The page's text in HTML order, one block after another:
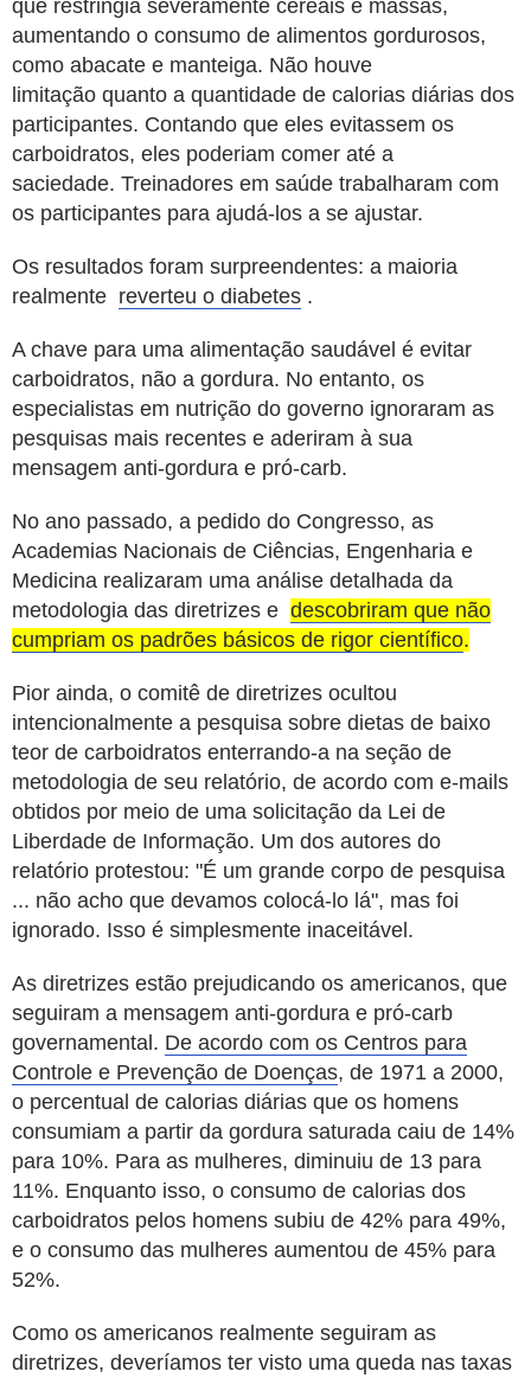
que restringia severamente cereais e massas,
aumentando o consumo de alimentos gordurosos,
como abacate e manteiga. Não houve
limitação quanto a quantidade de calorias diárias dos
participantes. Contando que eles evitassem os
carboidratos, eles poderiam comer até a
saciedade. Treinadores em saúde trabalharam com
os participantes para ajudá-los a se ajustar.
Os resultados foram surpreendentes: a maioria
realmente reverteu o diabetes .
A chave para uma alimentação saudável é evitar
carboidratos, não a gordura. No entanto, os
especialistas em nutrição do governo ignoraram as
pesquisas mais recentes e aderiram à sua
mensagem anti-gordura e pró-carb.
No ano passado, a pedido do Congresso, as
Academias Nacionais de Ciências, Engenharia e
Medicina realizaram uma análise detalhada da
metodologia das diretrizes e descobriram que não
cumpriam os padrões básicos de rigor científico.
Pior ainda, o comitê de diretrizes ocultou
intencionalmente a pesquisa sobre dietas de baixo
teor de carboidratos enterrando-a na seção de
metodologia de seu relatório, de acordo com e-mails
obtidos por meio de uma solicitação da Lei de
Liberdade de Informação. Um dos autores do
relatório protestou: "É um grande corpo de pesquisa
... não acho que devamos colocá-lo lá", mas foi
ignorado. Isso é simplesmente inaceitável.
As diretrizes estão prejudicando os americanos, que
seguiram a mensagem anti-gordura e pró-carb
governamental. De acordo com os Centros para
Controle e Prevenção de Doenças, de 1971 a 2000,
o percentual de calorias diárias que os homens
consumiam a partir da gordura saturada caiu de 14%
para 10%. Para as mulheres, diminuiu de 13 para
11%. Enquanto isso, o consumo de calorias dos
carboidratos pelos homens subiu de 42% para 49%,
e o consumo das mulheres aumentou de 45% para
52%.
Como os americanos realmente seguiram as
diretrizes, deveríamos ter visto uma queda nas taxas